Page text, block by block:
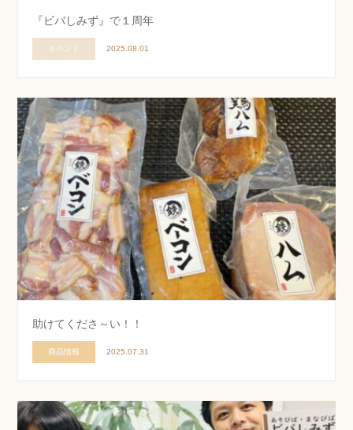
『ビバしみず』で１周年
イベント 2025.08.01
助けてくださ～い！！
商品情報 2025.07.31